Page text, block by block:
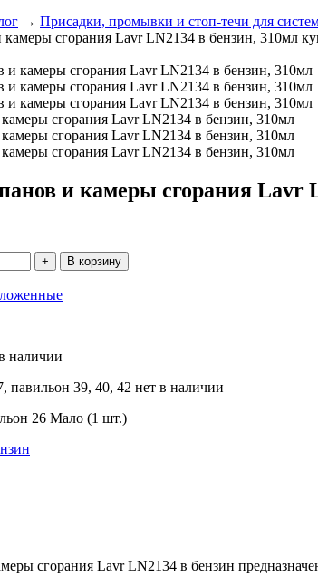
→ Присадки, промывки и стоп-течи для
камеры сгорания Lavr LN2134 в бензин, 310мл
и камеры сгорания Lavr
наличии
павильон 39, 40, 42 нет в наличии
26 Мало (1 шт.)
сгорания Lavr LN2134 в бензин